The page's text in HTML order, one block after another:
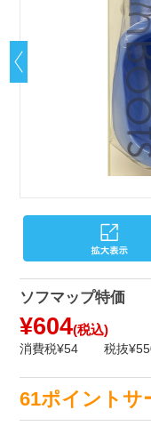
ソフマップ特価
¥604(税込)
消費税¥54 税抜
61ポイント